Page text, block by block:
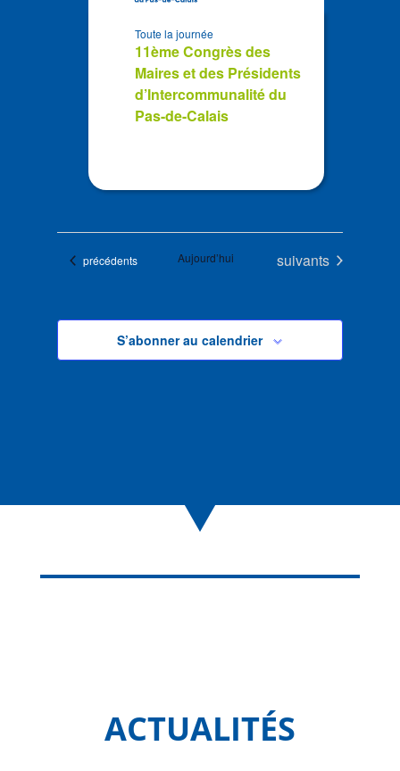
11ème Congrès des
Maires et des Présidents
d’Intercommunalité du
Pas-de-Calais
Toute la journée
Évènements
précédents Aujourd’hui Évènements
suivants
S’abonner au calendrier
ACTUALITÉS